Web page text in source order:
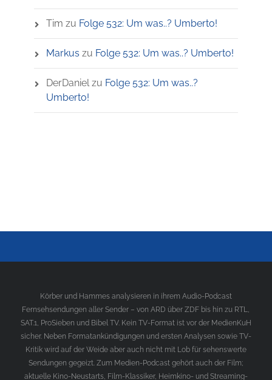
Tim zu Folge 532: Um was..? Umberto!
Markus zu Folge 532: Um was..? Umberto!
DerDanielzu Folge 532: Um was..?
Umberto!
Körber und Hammes analysieren in ihrem Audio-Podcast
Fernsehsendungen aller Sender – von ARD über ZDF bis hin zu RTL,
SAT.1, ProSieben und Bibel TV. Kein TV-Format ist vor der MedienKuH
sicher. Neben Formatankündigungen und ersten Analysen sowie TV-
Kritik wird auf der Weide aber auch nicht mit Lob für sehenswerte
Sendungen gegeizt. Zum Medien-Podcast gehört auch der Film;
aktuelle Kino-Neustarts, Film-Klassiker, Heimkino- und Streaming-